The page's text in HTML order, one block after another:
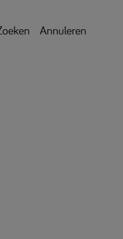
Annuleren